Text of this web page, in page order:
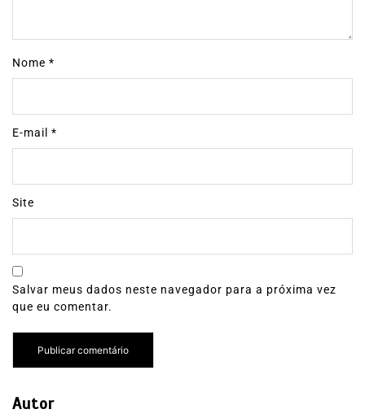
Nome *
E-mail *
Site
Salvar meus dados neste navegador para a próxima vez
que eu comentar.
Autor